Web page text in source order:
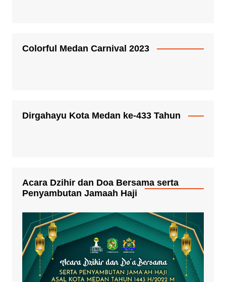
Colorful Medan Carnival 2023
Dirgahayu Kota Medan ke-433 Tahun
Acara Dzihir dan Doa Bersama serta
Penyambutan Jamaah Haji